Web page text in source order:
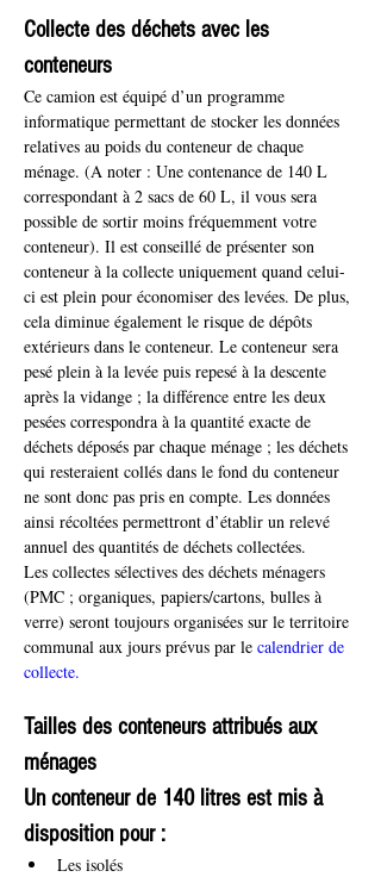
Collecte des déchets avec les
conteneurs
Ce camion est équipé d’un programme
informatique permettant de stocker les données
relatives au poids du conteneur de chaque
ménage. (A noter : Une contenance de 140 L
correspondant à 2 sacs de 60 L, il vous sera
possible de sortir moins fréquemment votre
conteneur). Il est conseillé de présenter son
conteneur à la collecte uniquement quand celui-
ci est plein pour économiser des levées. De plus,
cela diminue également le risque de dépôts
extérieurs dans le conteneur. Le conteneur sera
pesé plein à la levée puis repesé à la descente
après la vidange ; la différence entre les deux
pesées correspondra à la quantité exacte de
déchets déposés par chaque ménage ; les déchets
qui resteraient collés dans le fond du conteneur
ne sont donc pas pris en compte. Les données
ainsi récoltées permettront d’établir un relevé
annuel des quantités de déchets collectées.
Les collectes sélectives des déchets ménagers
(PMC ; organiques, papiers/cartons, bulles à
verre) seront toujours organisées sur le territoire
communal aux jours prévus par le calendrier de
collecte.
Tailles des conteneurs attribués aux
ménages
Un conteneur de 140 litres est mis à
disposition pour :
Les isolés